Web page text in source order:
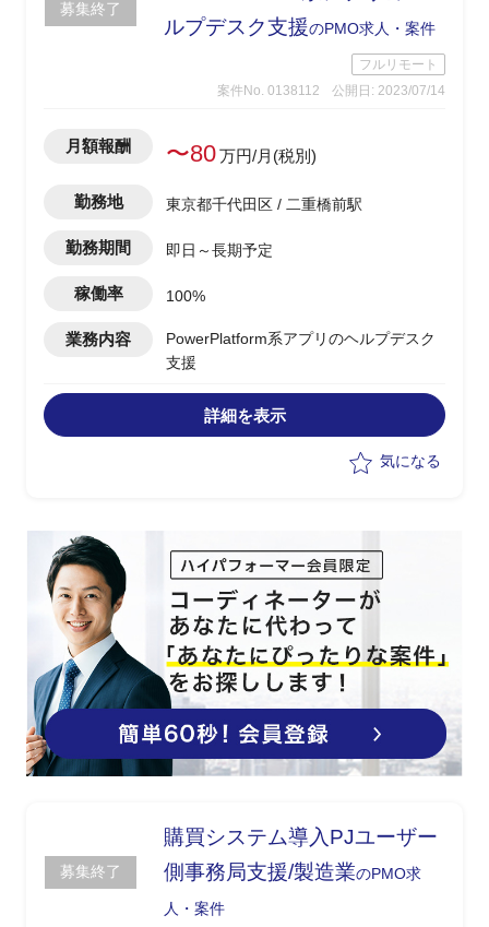
募集終了
ルプデスク支援のPMO求人・案件
フルリモート
案件No. 0138112
公開日: 2023/07/14
月額報酬 〜80万円/月(税別)
勤務地 東京都千代田区 / 二重橋前駅
勤務期間 即日～長期予定
稼働率 100%
業務内容
PowerPlatform系アプリのヘルプデスク
支援
詳細を表示
気になる
募集終了
購買システム導入PJユーザー
側事務局支援/製造業のPMO求
人・案件